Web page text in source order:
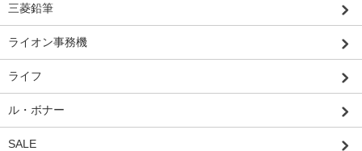
三菱鉛筆
ライオン事務機
ライフ
ル・ボナー
SALE